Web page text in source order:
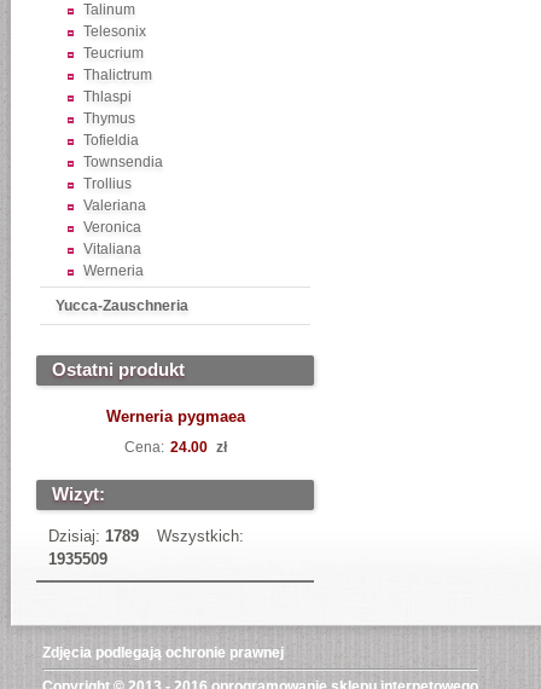
Talinum
Telesonix
Teucrium
Thalictrum
Thlaspi
Thymus
Tofieldia
Townsendia
Trollius
Valeriana
Veronica
Vitaliana
Werneria
Yucca-Zauschneria
Ostatni produkt
Werneria pygmaea
Cena: 24.00 zł
Wizyt:
Dzisiaj: 1789
Wszystkich:
1935509
Zdjęcia podlegają ochronie prawnej